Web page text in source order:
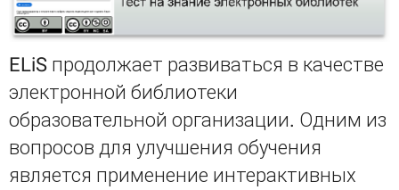
ELiS продолжает развиваться в качестве
электронной библиотеки
образовательной организации. Одним из
вопросов для улучшения обучения
является применение интерактивных